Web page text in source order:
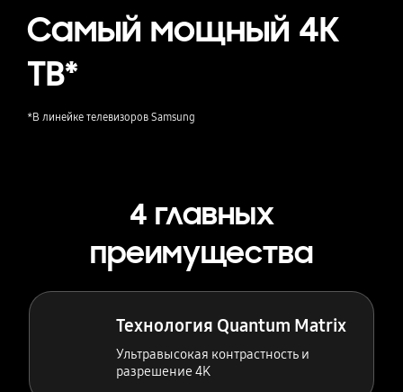
Самый мощный 4К
ТВ*
*В линейке телевизоров Samsung
4 главных
преимущества
Технология Quantum Matrix
Ультравысокая контрастность и
разрешение 4K